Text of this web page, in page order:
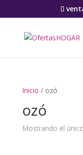
Inicio / ozó
ozó
Mostrando el